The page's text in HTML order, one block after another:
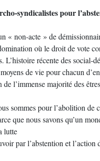
syndicalistes pour
« non-acte » de
où le droit de vote
L’histoire récente des
de vie pour chacun
de l’immense majorité des
sommes pour l’abolition
que nous savons qu’un
lutte
par l’abstention et l’action